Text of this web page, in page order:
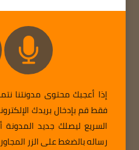
إذا أعجبك محتوى مدونتنا
فقط قم بإدخال بريدك
السريع ليصلك جديد المدونة
رساله بالضغط على الزر